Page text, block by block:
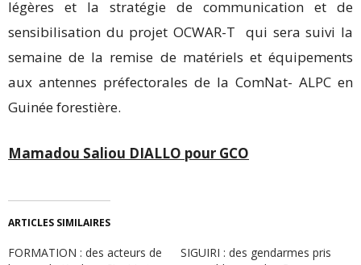
légères et la stratégie de communication et de
sensibilisation du projet OCWAR-T qui sera suivi la
semaine de la remise de matériels et équipements
aux antennes préfectorales de la ComNat- ALPC en
Guinée forestière.
Mamadou Saliou DIALLO pour GCO
ARTICLES SIMILAIRES
FORMATION : des acteurs de
SIGUIRI : des gendarmes pris